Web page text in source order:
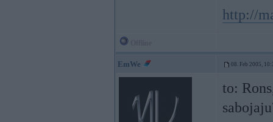
http://
EmWe 08. Feb 2005,
to: